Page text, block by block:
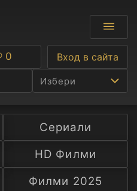
Избери
Ф
С
А
Любими
0 Вход в сайта
Сериали
HD Филми
Филми 2025